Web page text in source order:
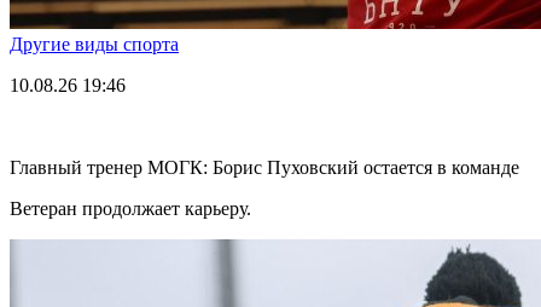
Другие виды спорта
10.08.26 19:46
Главный тренер МОГК: Борис Пуховский остается в команде
Ветеран продолжает карьеру.